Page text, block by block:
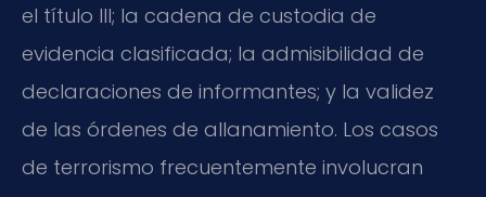
el título III; la cadena de custodia de
evidencia clasificada; la admisibilidad de
declaraciones de informantes; y la validez
de las órdenes de allanamiento. Los casos
de terrorismo frecuentemente involucran